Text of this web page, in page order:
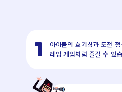
1
아이들의 호기심과 도전
레잉 게임처럼 즐길 수 있